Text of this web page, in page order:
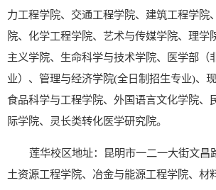
力工程学院、交通工程学院、建筑工程学院
院、化学工程学院、艺术与传媒学院、理学
主义学院、生命科学与技术学院、医学部
业）、管理与经济学院(全日制招生专业)、
食品科学与工程学院、外国语言文化学院、
际学院、灵长类转化医学研究院。
莲华校区地址：昆明市一二一大街文昌
土资源工程学院、冶金与能源工程学院、材